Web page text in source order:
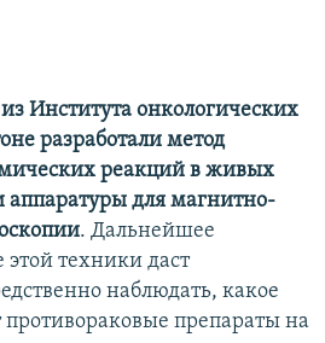
Института онкологических
разработали метод
реакций в живых
для магнитно-
. Дальнейшее
этой техники даст
наблюдать, какое
препараты на